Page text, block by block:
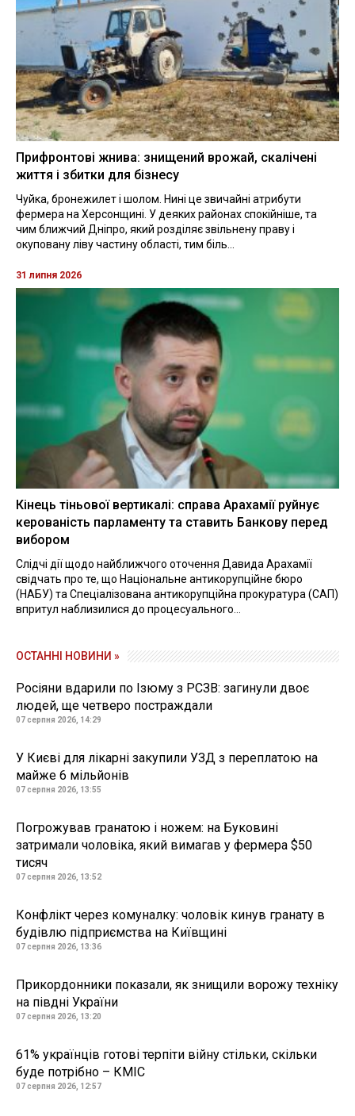
Прифронтові жнива: знищений врожай, скалічені
життя і збитки для бізнесу
Чуйка, бронежилет і шолом. Нині це звичайні атрибути
фермера на Херсонщині. У деяких районах спокійніше, та
чим ближчий Дніпро, який розділяє звільнену праву і
окуповану ліву частину області, тим біль...
31 липня 2026
Кінець тіньової вертикалі: справа Арахамії руйнує
керованість парламенту та ставить Банкову перед
вибором
Слідчі дії щодо найближчого оточення Давида Арахамії
свідчать про те, що Національне антикорупційне бюро
(НАБУ) та Спеціалізована антикорупційна прокуратура (САП)
впритул наблизилися до процесуального...
ОСТАННІ НОВИНИ »
Росіяни вдарили по Ізюму з РСЗВ: загинули двоє
людей, ще четверо постраждали
07 серпня 2026, 14:29
У Києві для лікарні закупили УЗД з переплатою на
майже 6 мільйонів
07 серпня 2026, 13:55
Погрожував гранатою і ножем: на Буковині
затримали чоловіка, який вимагав у фермера $50
тисяч
07 серпня 2026, 13:52
Конфлікт через комуналку: чоловік кинув гранату в
будівлю підприємства на Київщині
07 серпня 2026, 13:36
Прикордонники показали, як знищили ворожу техніку
на півдні України
07 серпня 2026, 13:20
61% українців готові терпіти війну стільки, скільки
буде потрібно – КМІС
07 серпня 2026, 12:57